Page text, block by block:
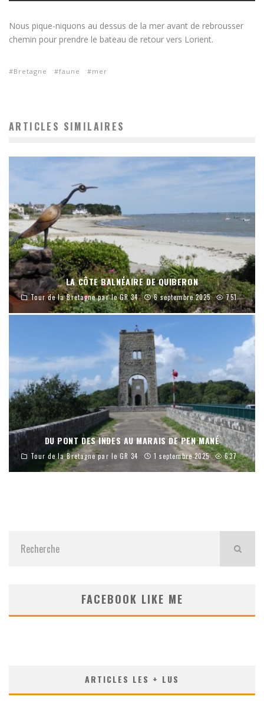
Nous pique-niquons au dessus de la mer avant de rebrousser
chemin pour prendre le bateau de retour vers Lorient.
Bretagne faune mer
ARTICLES SIMILAIRES
LA CÔTE BALNÉAIRE DE QUIBERON
Tour de la Bretagne par le GR 34 6 septembre 2025 751
DU PONT DES INDES AU MARAIS DE PEN MANÉ
Tour de la Bretagne par le GR 34 1 septembre 2025 637
FACEBOOK LIKE ME
ARTICLES LES + LUS